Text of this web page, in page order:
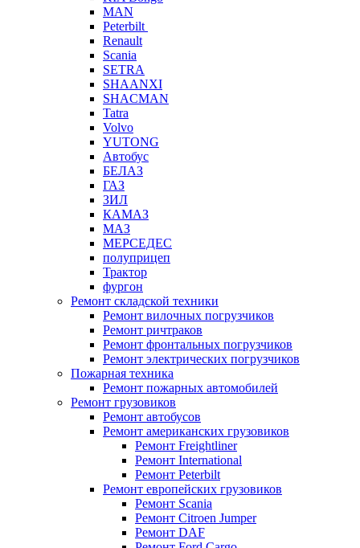
MAN
Peterbilt
Renault
Scania
SETRA
SHAANXI
SHACMAN
Tatra
Volvo
YUTONG
Автобус
БЕЛАЗ
ГАЗ
ЗИЛ
КАМАЗ
МАЗ
МЕРСЕДЕС
полуприцеп
Трактор
фургон
Ремонт складской техники
Ремонт вилочных погрузчиков
Ремонт ричтраков
Ремонт фронтальных погрузчиков
Ремонт электрических погрузчиков
Пожарная техника
Ремонт пожарных автомобилей
Ремонт грузовиков
Ремонт автобусов
Ремонт американских грузовиков
Ремонт Freightliner
Ремонт International
Ремонт Peterbilt
Ремонт европейских грузовиков
Ремонт Scania
Ремонт Citroen Jumper
Ремонт DAF